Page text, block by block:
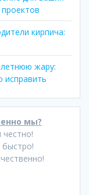
кирпича:
жару:
исправить
мы?